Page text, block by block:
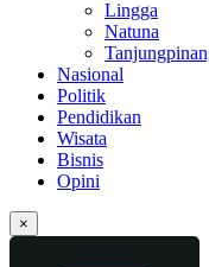
Lingga
Natuna
Nasional
Politik
Pendidikan
Wisata
Bisnis
Opini
×